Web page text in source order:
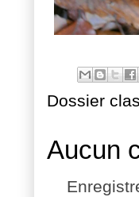
Dossier
Aucun